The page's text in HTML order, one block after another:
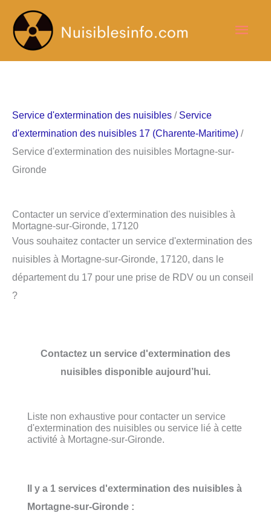
contenu
Service d'extermination des nuisibles / Service
d'extermination des nuisibles 17 (Charente-Maritime) /
Service d'extermination des nuisibles Mortagne-sur-
Gironde
Contacter un service d'extermination des nuisibles à
Mortagne-sur-Gironde, 17120
Vous souhaitez contacter un service d'extermination des
nuisibles à Mortagne-sur-Gironde, 17120, dans le
département du 17 pour une prise de RDV ou un conseil
?
Contactez un service d'extermination des
nuisibles disponible aujourd’hui.
Liste non exhaustive pour contacter un service
d'extermination des nuisibles ou service lié à cette
activité à Mortagne-sur-Gironde.
Il y a 1 services d'extermination des nuisibles à
Mortagne-sur-Gironde :